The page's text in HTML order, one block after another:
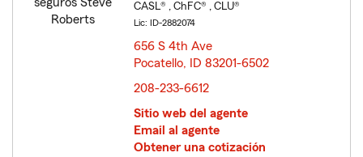
CASL® , ChFC® , CLU®
Lic: ID-2882074
656 S 4th Ave
Pocatello, ID 83201-6502
208-233-6612
Sitio web del agente
Email al agente
Obtener una cotización